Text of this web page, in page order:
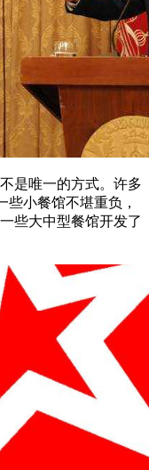
是唯一的方式。许多
些小餐馆不堪重负，
些大中型餐馆开发了